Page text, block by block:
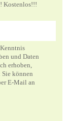
Kostenlos!!!
und Daten
erhoben,
Sie können
E-Mail an